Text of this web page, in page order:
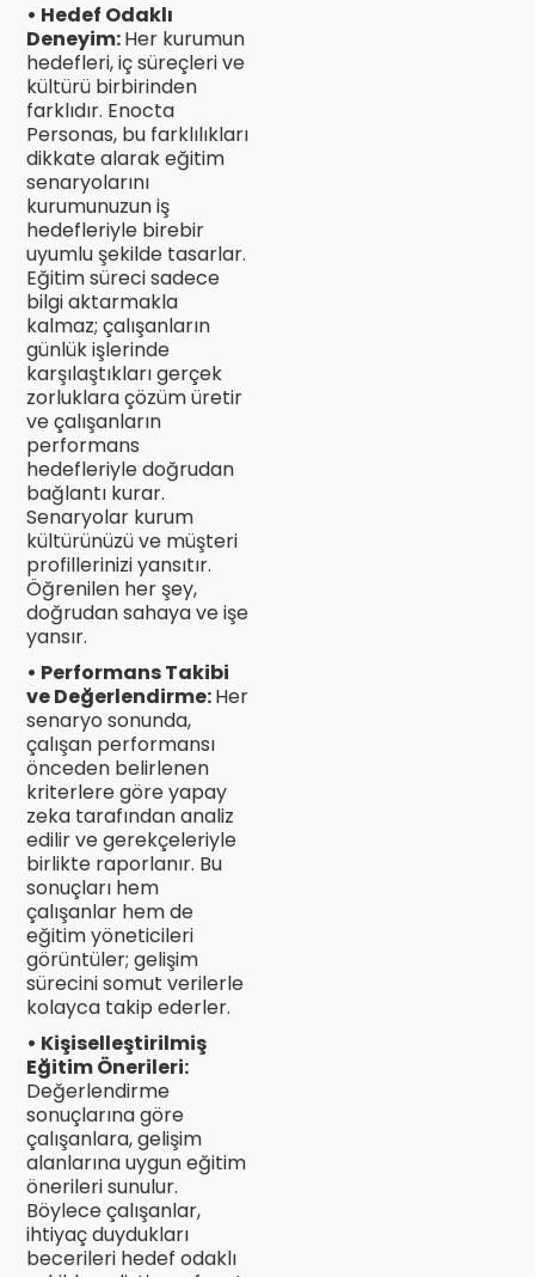
• Hedef Odaklı
Deneyim:Her kurumun
hedefleri, iç süreçleri ve
kültürü birbirinden
farklıdır. Enocta
Personas, bu farklılıkları
dikkate alarak eğitim
senaryolarını
kurumunuzun iş
hedefleriyle birebir
uyumlu şekilde tasarlar.
Eğitim süreci sadece
bilgi aktarmakla
kalmaz; çalışanların
günlük işlerinde
karşılaştıkları gerçek
zorluklara çözüm üretir
ve çalışanların
performans
hedefleriyle doğrudan
bağlantı kurar.
Senaryolar kurum
kültürünüzü ve müşteri
profillerinizi yansıtır.
Öğrenilen her şey,
doğrudan sahaya ve işe
yansır.
• Performans Takibi
ve Değerlendirme:Her
senaryo sonunda,
çalışan performansı
önceden belirlenen
kriterlere göre yapay
zeka tarafından analiz
edilir ve gerekçeleriyle
birlikte raporlanır. Bu
sonuçları hem
çalışanlar hem de
eğitim yöneticileri
görüntüler; gelişim
sürecini somut verilerle
kolayca takip ederler.
• Kişiselleştirilmiş
Eğitim Önerileri:
Değerlendirme
sonuçlarına göre
çalışanlara, gelişim
alanlarına uygun eğitim
önerileri sunulur.
Böylece çalışanlar,
ihtiyaç duydukları
becerileri hedef odaklı